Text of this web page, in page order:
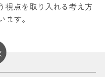
視点を取り入れる考え方
ます。